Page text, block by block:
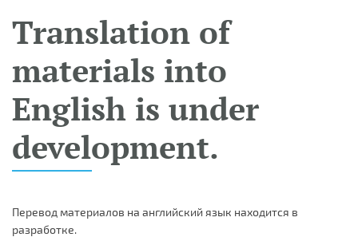
Translation of
materials into
English is under
development.
Перевод материалов на английский язык находится в
разработке.